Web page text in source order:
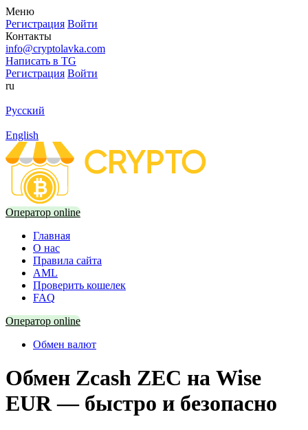
Меню
Регистрация Войти
Контакты
info@cryptolavka.com
Написать в TG
Регистрация Войти
ru
Русский
English
Оператор online
Главная
О нас
Правила сайта
AML
Проверить кошелек
FAQ
Оператор online
Обмен валют
Обмен Zcash ZEC на Wise
EUR — быстро и безопасно